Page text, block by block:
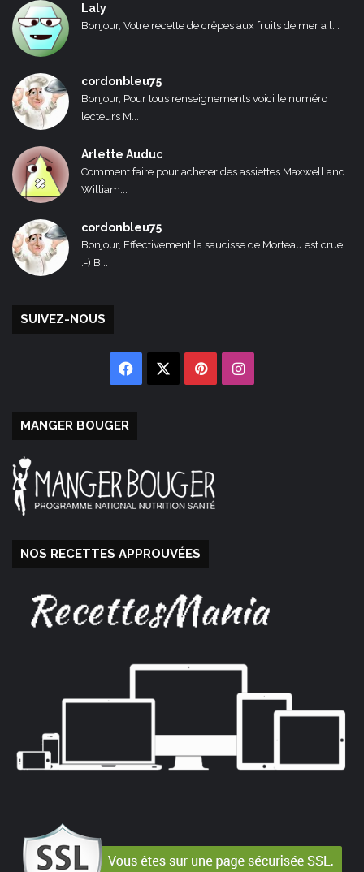
Laly
Bonjour, Votre recette de crêpes aux fruits de mer a l...
cordonbleu75
Bonjour, Pour tous renseignements voici le numéro
lecteurs M...
Arlette Auduc
Comment faire pour acheter des assiettes Maxwell and
William...
cordonbleu75
Bonjour, Effectivement la saucisse de Morteau est crue
:-) B...
SUIVEZ-NOUS
Facebook PinterestInstagram
MANGER BOUGER
NOS RECETTES APPROUVÉES